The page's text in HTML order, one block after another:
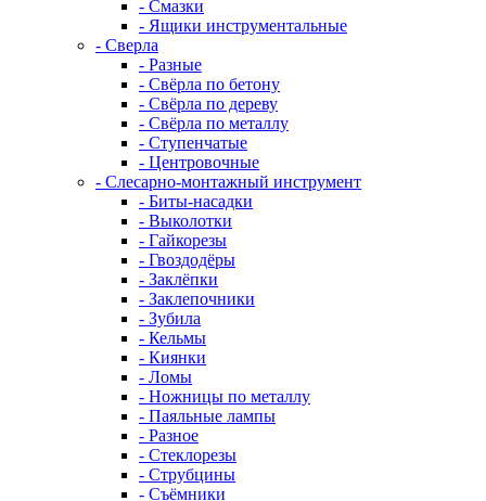
- Смазки
- Ящики инструментальные
- Сверла
- Разные
- Свёрла по бетону
- Свёрла по дереву
- Свёрла по металлу
- Ступенчатые
- Центровочные
- Слесарно-монтажный инструмент
- Биты-насадки
- Выколотки
- Гайкорезы
- Гвоздодёры
- Заклёпки
- Заклепочники
- Зубила
- Кельмы
- Киянки
- Ломы
- Ножницы по металлу
- Паяльные лампы
- Разное
- Стеклорезы
- Струбцины
- Съёмники